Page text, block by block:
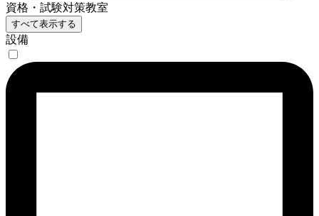
資格・試験対策教室
すべて表示する
設備